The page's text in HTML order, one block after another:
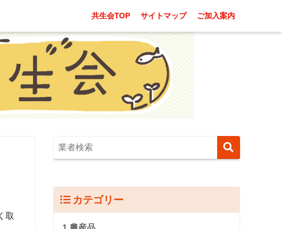
共生会TOP サイトマップ ご加入案内
取
カテゴリー